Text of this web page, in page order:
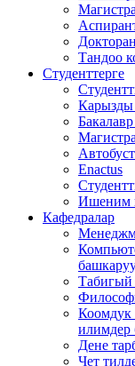
Тандоо
Студенттерге
Enactus
Ишеним
Кафедралар
Табигый
Коомдук
илимдер
Дене
Чет